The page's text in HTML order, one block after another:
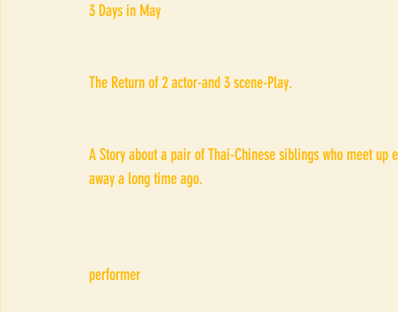
3 Days in May
The Return of 2 actor-and 3 scene-Play.
A Story about a pair of Thai-Chinese siblings who meet
away a long time ago.
performer